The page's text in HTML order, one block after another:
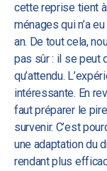
cette reprise tient
ménages qui n’a
an. De tout cela,
pas sûr : il se peut
qu’attendu.
intéressante. En
faut préparer le
survenir. C’est
une adaptation du
rendant plus